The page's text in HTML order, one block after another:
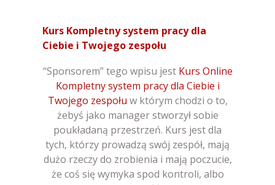
Kurs Kompletny system pracy dla
Ciebie i Twojego zespołu
“Sponsorem” tego wpisu jest Kurs Online
Kompletny system pracy dla Ciebie i
Twojego zespołu w którym chodzi o to,
żebyś jako manager stworzył sobie
poukładaną przestrzeń. Kurs jest dla
tych, którzy prowadzą swój zespół, mają
dużo rzeczy do zrobienia i mają poczucie,
że coś się wymyka spod kontroli, albo